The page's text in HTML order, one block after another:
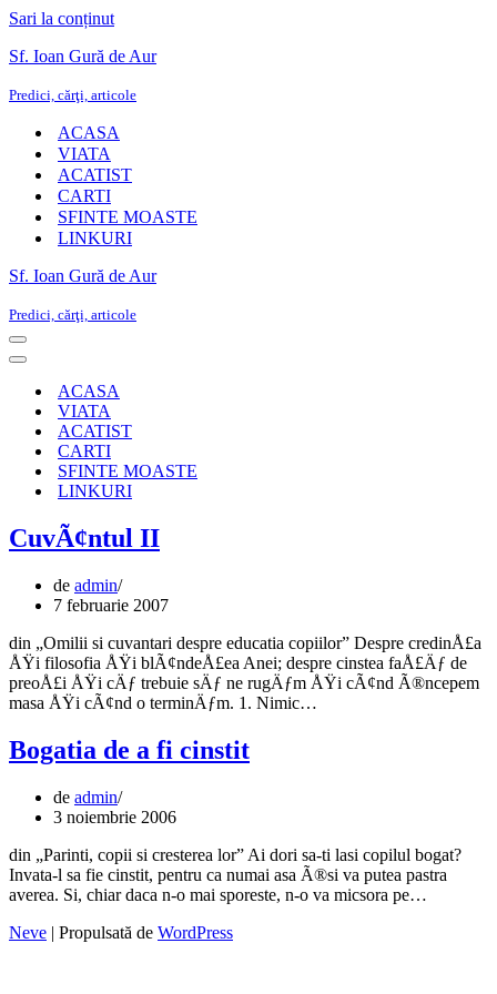
Sari la conținut
Sf. Ioan Gură de Aur
Predici, cărţi, articole
ACASA
VIATA
ACATIST
CARTI
SFINTE MOASTE
LINKURI
Sf. Ioan Gură de Aur
Predici, cărţi, articole
Meniu
de
Meniu
navigareACASA
VIATA
ACATIST
CARTI
SFINTE MOASTE
LINKURI
CuvÃ¢ntul II
de admin
7 februarie 2007
din „Omilii si cuvantari despre educatia copiilor” Despre credinÅ£a
ÅŸi filosofia ÅŸi blÃ¢ndeÅ£ea Anei; despre cinstea faÅ£Äƒ de
preoÅ£i ÅŸi cÄƒ trebuie sÄƒ ne rugÄƒm ÅŸi cÃ¢nd Ã®ncepem
masa ÅŸi cÃ¢nd o terminÄƒm. 1. Nimic…
Bogatia de a fi cinstit
de admin
3 noiembrie 2006
din „Parinti, copii si cresterea lor” Ai dori sa-ti lasi copilul bogat?
Invata-l sa fie cinstit, pentru ca numai asa Ã®si va putea pastra
averea. Si, chiar daca n-o mai sporeste, n-o va micsora pe…
Neve | Propulsată de WordPress